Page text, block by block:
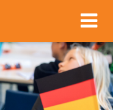
Toggle